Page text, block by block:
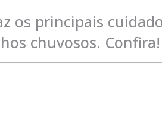
os principais
chuvosos. Confira!